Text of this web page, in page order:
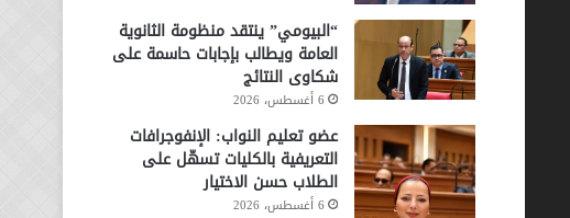
“البيومي” ينتقد منظومة الثانوية
العامة ويطالب بإجابات حاسمة على
شكاوى النتائج
6 أغسطس، 2026
عضو تعليم النواب: الإنفوجرافات
التعريفية بالكليات تسهّل على
الطلاب حسن الاختيار
6 أغسطس، 2026